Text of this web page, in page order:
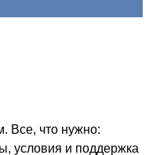
Все, что нужно:
условия и поддержка